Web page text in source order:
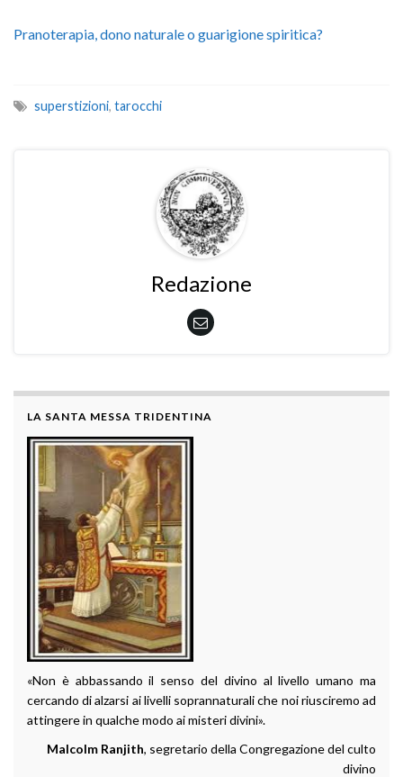
Pranoterapia, dono naturale o guarigione spiritica?
superstizioni, tarocchi
Redazione
LA SANTA MESSA TRIDENTINA
«Non è abbassando il senso del divino al livello umano ma
cercando di alzarsi ai livelli soprannaturali che noi riusciremo ad
attingere in qualche modo ai misteri divini».
Malcolm Ranjith, segretario della Congregazione del culto
divino